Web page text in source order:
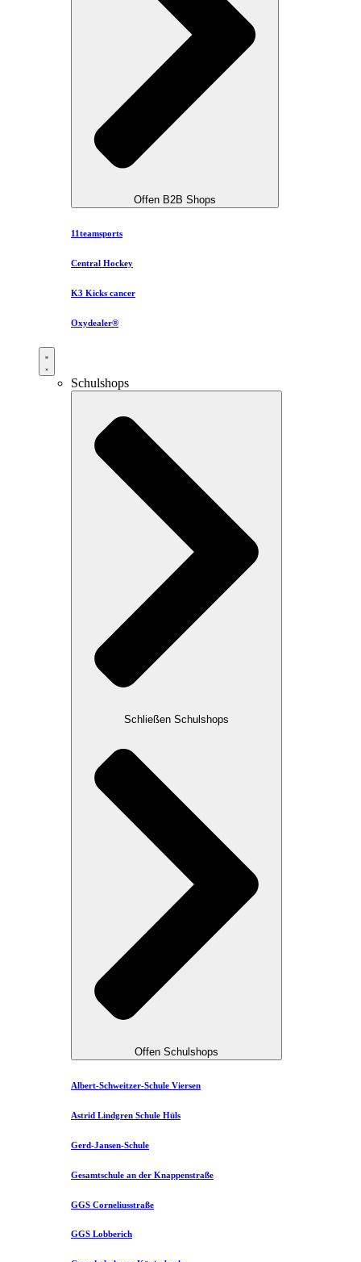
Offen B2B Shops
11teamsports
Central Hockey
K3 Kicks cancer
Oxydealer®
Schulshops
Schließen Schulshops
Offen Schulshops
Albert-Schweitzer-Schule Viersen
Astrid Lindgren Schule Hüls
Gerd-Jansen-Schule
Gesamtschule an der Knappenstraße
GGS Corneliusstraße
GGS Lobberich